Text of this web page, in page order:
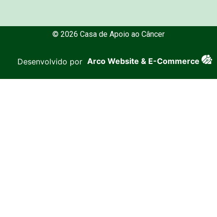
confeccionar o acessório de forma
personalizada, para que fique o mais
também doação de lenços.
© 2026 Casa de Apoio ao Câncer
Desenvolvido por Arco Website & E-Commerce